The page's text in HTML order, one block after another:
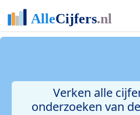
Verken alle
onderzoeken van